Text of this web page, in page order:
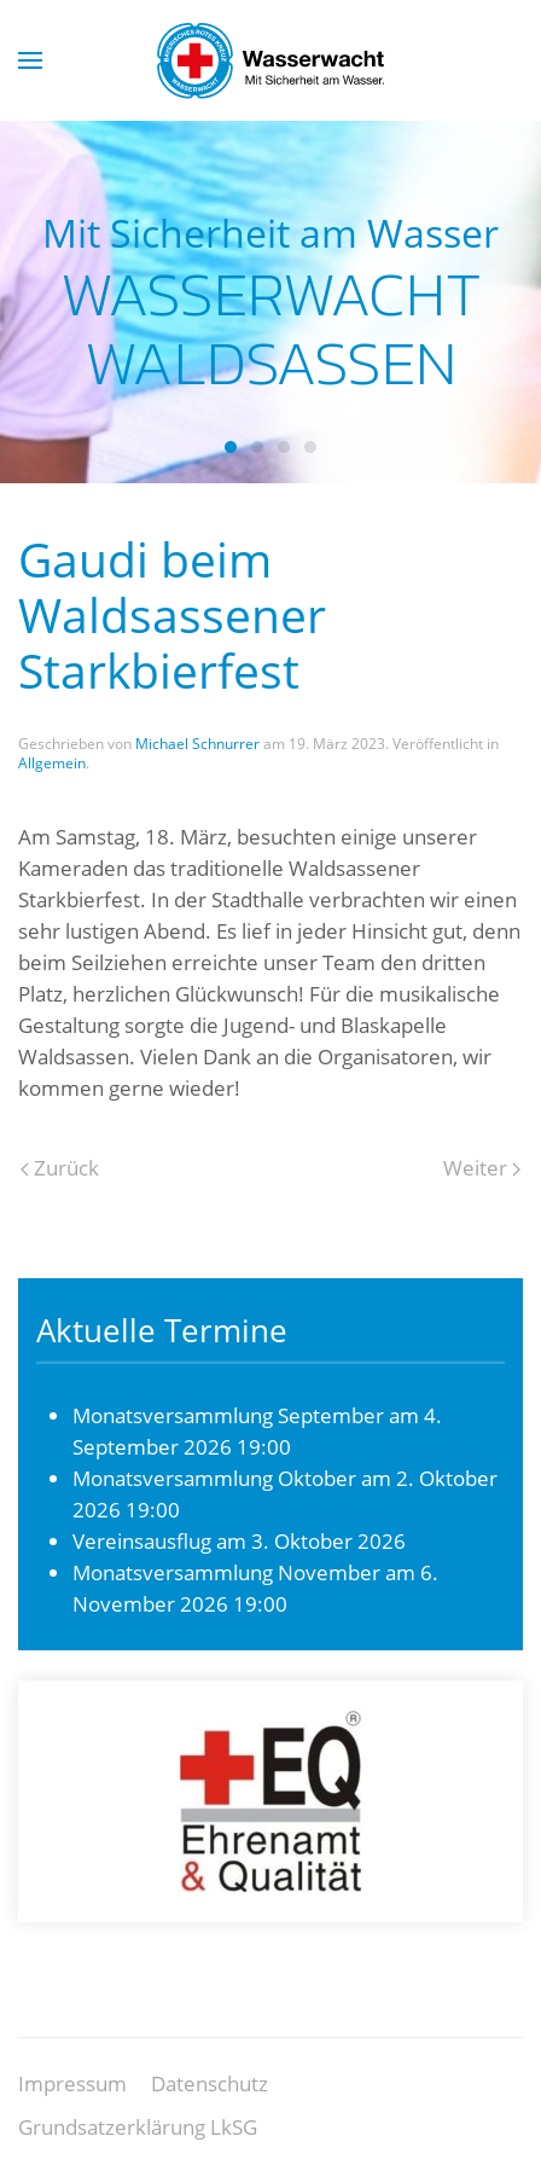
Skip to main content
Mit Sicherheit am Wasser
WASSERWACHT
WALDSASSEN
Wasserwacht Waldsassen
Wasserwacht Waldsassen
Wasserwacht Waldsassen
Gaudi beim
Waldsassener
Starkbierfest
Geschrieben von Michael Schnurreram 19. März 2023. Veröffentlicht in
Allgemein.
Am Samstag, 18. März, besuchten einige unserer
Kameraden das traditionelle Waldsassener
Starkbierfest. In der Stadthalle verbrachten wir einen
sehr lustigen Abend. Es lief in jeder Hinsicht gut, denn
beim Seilziehen erreichte unser Team den dritten
Platz, herzlichen Glückwunsch! Für die musikalische
Gestaltung sorgte die Jugend- und Blaskapelle
Waldsassen. Vielen Dank an die Organisatoren, wir
kommen gerne wieder!
Zurück Weiter
Aktuelle Termine
Monatsversammlung Septemberam 4.
September 2026 19:00
Monatsversammlung Oktoberam 2. Oktober
2026 19:00
Vereinsausflugam 3. Oktober 2026
Monatsversammlung Novemberam 6.
November 2026 19:00
Impressum
Datenschutz
Grundsatzerklärung LkSG